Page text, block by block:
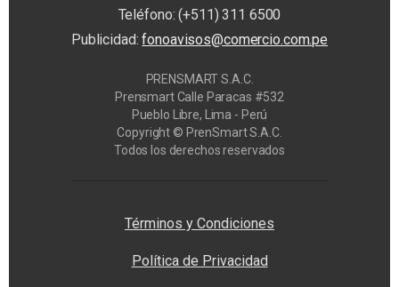
Teléfono: (+511) 311 6500
Publicidad:fonoavisos@comercio.com.pe
PRENSMART S.A.C.
Prensmart Calle Paracas #532
Pueblo Libre, Lima - Perú
Copyright © PrenSmart S.A.C.
Todos los derechos reservados
Términos y Condiciones
Política de Privacidad